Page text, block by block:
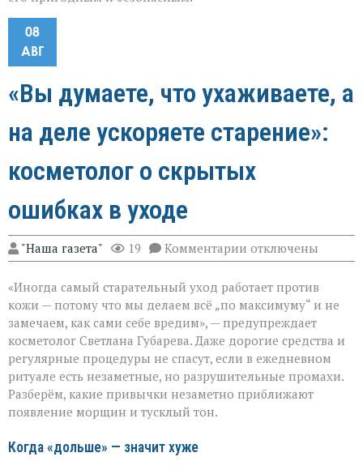
08
АВГ
«Вы думаете, что ухаживаете, а
на деле ускоряете старение»:
косметолог о скрытых
ошибках в уходе
"Наша газета" 19 Комментарии к
записи
думаете,
что
ухаживаете,
а
на
деле
ускоряете
старение»:
косметолог
отключены
«Иногда самый старательный уход работает против
кожи — потому что мы делаем всё „по максимуму“ и не
замечаем, как сами себе вредим», — предупреждает
косметолог Светлана Губарева. Даже дорогие средства и
регулярные процедуры не спасут, если в ежедневном
ритуале есть незаметные, но разрушительные промахи.
Разберём, какие привычки незаметно приближают
появление морщин и тусклый тон.
Когда «дольше» — значит хуже